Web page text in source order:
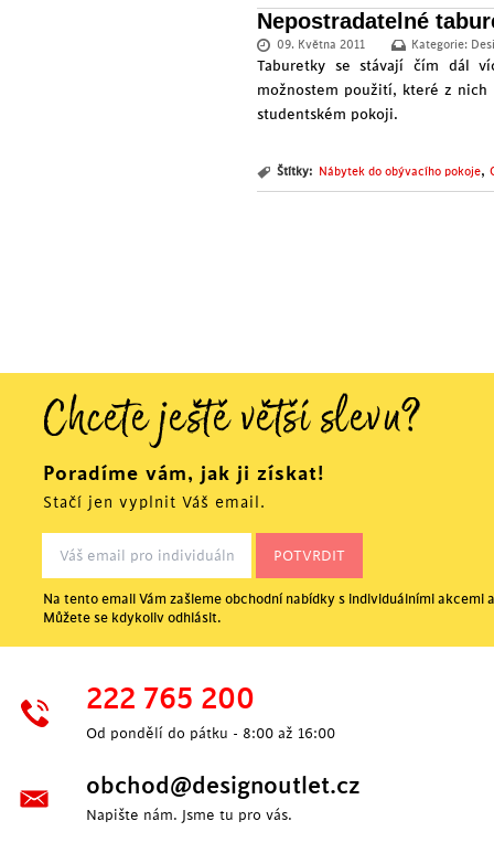
Nepostradatelné
09. Května 2011 Kategorie:
Taburetky se stávají čím dál
možnostem použití, které z
studentském pokoji.
Štítky: Nábytek do obývacího pokoje,
Chcete ještě větší slevu?
Poradíme vám, jak ji získat!
Stačí jen vyplnit Váš email.
Na tento email Vám zašleme obchodní nabídky s individuálními akcemi
Můžete se kdykoliv odhlásit.
222 765 200
Od pondělí do pátku - 8:00 až 16:00
obchod@designoutlet.cz
Napište nám. Jsme tu pro vás.